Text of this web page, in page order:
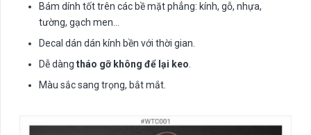
Bám dính tốt trên các bề mặt phẳng: kính, gỗ, nhựa,
tường, gạch men…
Decal dán dán kính bền với thời gian.
Dễ dàng tháo gỡ không để lại keo.
Màu sắc sang trọng, bắt mắt.